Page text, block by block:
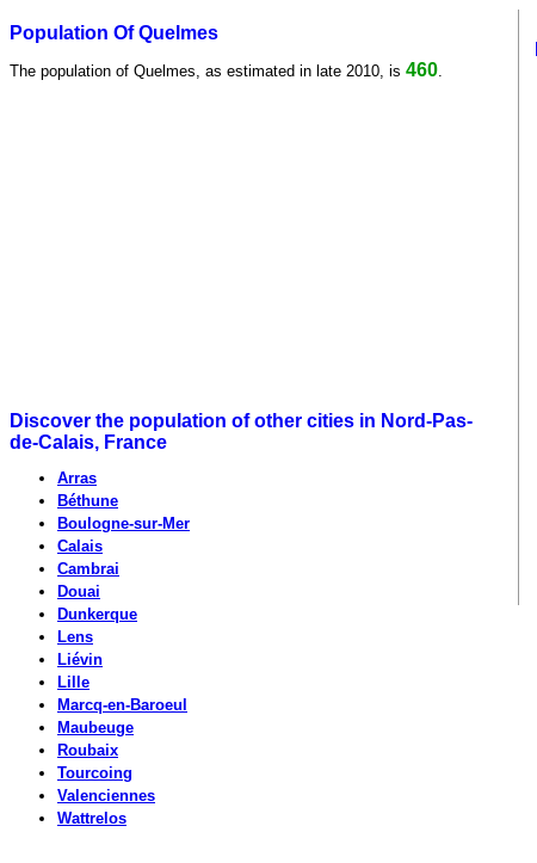
Population Of Quelmes
The population of Quelmes, as estimated in late 2010, is 460
Discover the population of other cities in Nord-Pas-
de-Calais, France
Arras
Béthune
Boulogne-sur-Mer
Calais
Cambrai
Douai
Dunkerque
Lens
Liévin
Lille
Marcq-en-Baroeul
Maubeuge
Roubaix
Tourcoing
Valenciennes
Wattrelos